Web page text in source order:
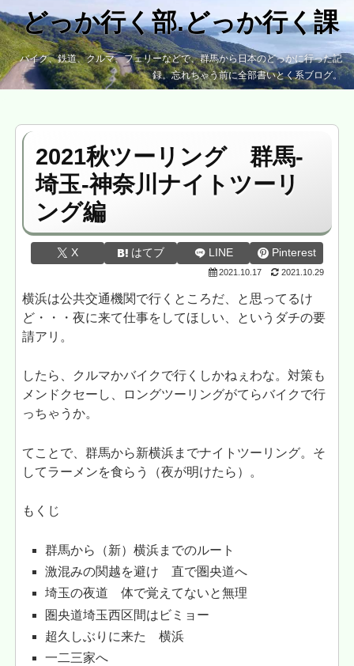
どっか行く部.どっか行く課
バイク、鉄道、クルマ、フェリーなどで、群馬から日本のどっかに行った記
録。忘れちゃう前に全部書いとく系ブログ。
2021秋ツーリング 群馬-
埼玉-神奈川ナイトツーリ
ング編
X はてブ LINE Pinterest
2021.10.17 2021.10.29
横浜は公共交通機関で行くところだ、と思ってるけ
ど・・・夜に来て仕事をしてほしい、というダチの要
請アリ。
したら、クルマかバイクで行くしかねぇわな。対策も
メンドクセーし、ロングツーリングがてらバイクで行
っちゃうか。
てことで、群馬から新横浜までナイトツーリング。そ
してラーメンを食らう（夜が明けたら）。
もくじ
群馬から（新）横浜までのルート
激混みの関越を避け 直で圏央道へ
埼玉の夜道 体で覚えてないと無理
圏央道埼玉西区間はビミョー
超久しぶりに来た 横浜
一二三家へ